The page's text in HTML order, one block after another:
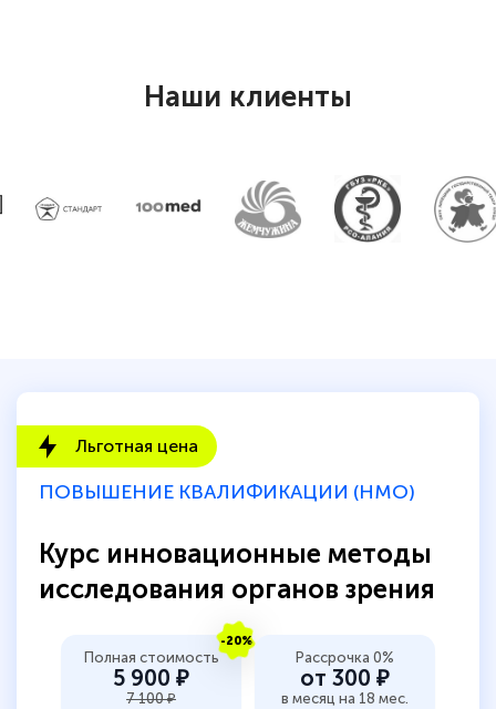
Наши клиенты
Льготная цена
ПОВЫШЕНИЕ КВАЛИФИКАЦИИ (НМО)
Курс инновационные методы
исследования органов зрения
-20%
Полная стоимость
5 900 ₽
7 100 ₽
Рассрочка 0%
от 300 ₽
в месяц на 18 мес.